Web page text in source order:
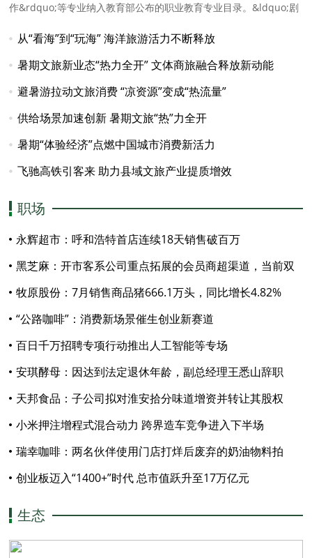
作&rdquo;等专业纳入教育部公布的职业教育专业目录。&ldquo;剧
从“看海”到“玩海” 海洋旅游活力不断释放
暑期文旅新业态“热力全开” 文体商旅融合释放新动能
避暑游拉动文旅消费 “凉资源”变成“热流量”
供给场景加速创新 暑期文旅“热”力全开
暑期“体验经济”点燃中国城市消费新活力
飞驰高铁引客来 助力县域文旅产业提质增效
职场
永辉超市：呼和浩特首店连续18天销售破百万
黑芝麻：开市客系公司重点拓展的会员商超渠道，当前双
方合作正有序推进
牧原股份：7月销售商品猪666.1万头，同比增长4.82%
“公路咖啡”：消费新场景催生创业新赛道
百日千万招聘专项行动推出人工智能等专场
安琪酵母：因达到法定退休年龄，副总经理王悉山辞职
天邦食品：子公司拟对淮安拾分味道增资并转让其股权
小米押注增程式混合动力 跨界造车竞争进入下半场
瑞幸咖啡：两名伙伴使用门店打烊后废弃的奶油物料拍
摄，公司已严肃处理
创业板迈入“1400+”时代 总市值跃升至17万亿元
生态